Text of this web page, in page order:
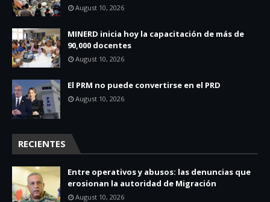
August 10, 2026
MINERD inicia hoy la capacitación de más de
90,000 docentes
August 10, 2026
El PRM no puede convertirse en el PRD
August 10, 2026
RECIENTES
Entre operativos y abusos: las denuncias que
erosionan la autoridad de Migración
August 10, 2026